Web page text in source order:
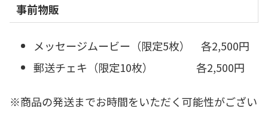
事前物販
メッセージムービー（限定5枚） 各2,500円
郵送チェキ（限定10枚） 各2,500円
※商品の発送までお時間をいただく可能性がござい